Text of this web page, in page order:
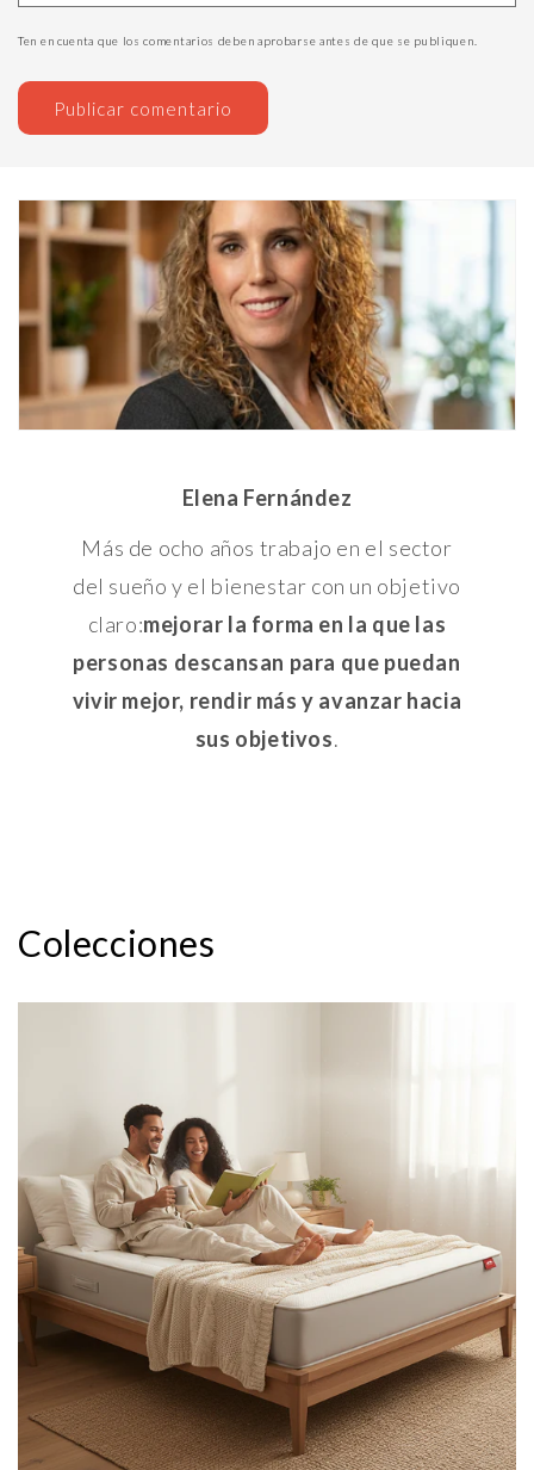
Ten en cuenta que los comentarios deben aprobarse antes de que se publiquen.
Elena Fernández
Más de ocho años trabajo en el sector
del sueño y el bienestar con un objetivo
claro:mejorar la forma en la que las
personas descansan para que puedan
vivir mejor, rendir más y avanzar hacia
sus objetivos.
Colecciones